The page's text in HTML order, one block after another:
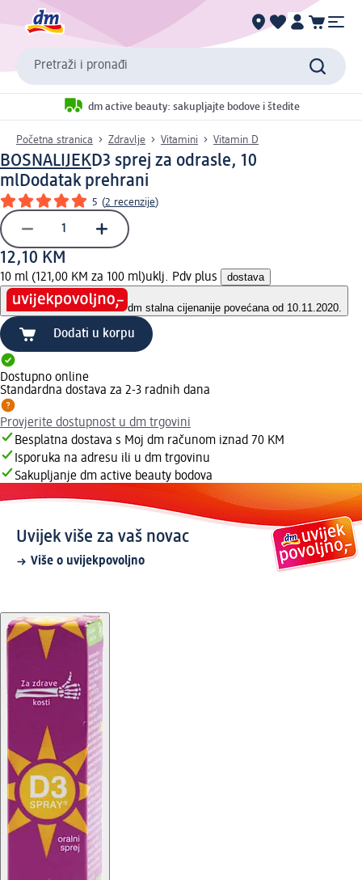
Pretraži i pronađi
dm active beauty: sakupljajte bodove i štedite
Početna stranica Zdravlje Vitamini Vitamin D
BOSNALIJEKD3 sprej za odrasle, 10
mlDodatak prehrani
5 (2 recenzije)
12,10 KM
10 ml (121,00 KM za 100 ml)uklj. Pdv plus dostava
dm stalna cijenanije povećana od 10.11.2020.
Dodati u korpu
Dostupno online
Standardna dostava za 2-3 radnih dana
Provjerite dostupnost u dm trgovini
Besplatna dostava s Moj dm računom iznad 70 KM
Isporuka na adresu ili u dm trgovinu
Sakupljanje dm active beauty bodova
Uvijek više za vaš novac
Više o uvijekpovoljno